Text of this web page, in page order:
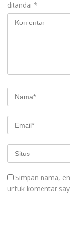
ditandai *
Simpan nama,
untuk komentar